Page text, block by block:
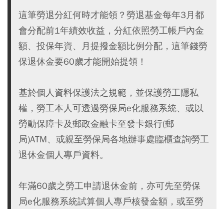
這筆勞退分紅何時才能領？勞退基金每年3月都
會分配前1年績效收益，分紅依照勞工帳戶內金
額、投保年資、月提撥金額比例分配，這筆錢勞
保退休金要60歲才能開始提領！
基於個人資料保護法之規範，並保護勞工隱私
權，勞工本人可透過勞保局e化服務系統、或以
勞動保障卡及郵政金融卡至發卡銀行(郵
局)ATM、或親至勞保局各地辦事處臨櫃查詢勞工
退休金個人專戶資料。
年滿60歲之勞工申請退休金前，亦可先至勞保
局e化服務系統試算個人專戶核發金額，或至勞